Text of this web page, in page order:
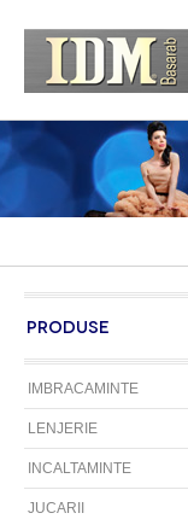
PRODUSE
IMBRACAMINTE
LENJERIE
INCALTAMINTE
JUCARII